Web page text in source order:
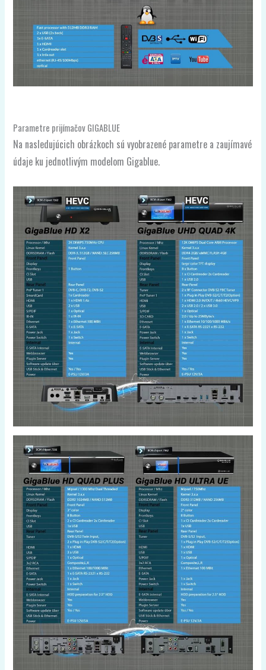
Parametre prijímačov GIGABLUE
Na nasledujúcich obrázkoch sú vyobrazené parametre a zaujímavé
údaje ku jednotlivým modelom Gigablue.